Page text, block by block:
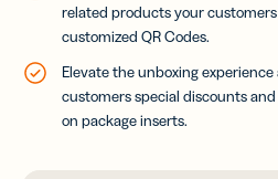
related products your
customized QR Codes.
Elevate the unboxing
customers special discounts
on package inserts.